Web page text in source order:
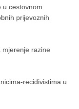
u cestovnom
prijevoznih
mjerenje razine
recidivistima u